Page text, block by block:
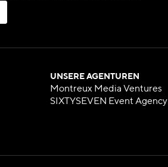
UNSERE AGENTUREN
Montreux Media Ventures
SIXTYSEVEN Event Agency